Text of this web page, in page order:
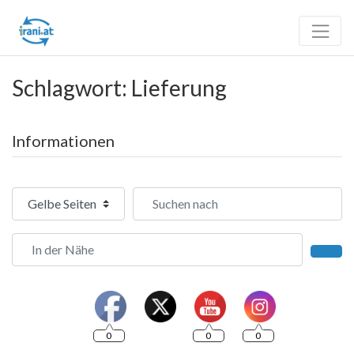
Schlagwort: Lieferung
Informationen
Suchtyp auswählen Suchen nach
In der Nähe
0 0 0